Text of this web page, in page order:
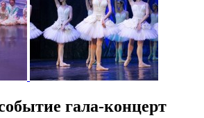
гала-концерт